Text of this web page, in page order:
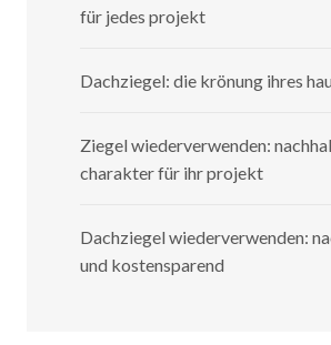
für jedes projekt
Dachziegel: die krönung ihres
Ziegel wiederverwenden:
charakter für ihr projekt
Dachziegel wiederverwenden:
und kostensparend